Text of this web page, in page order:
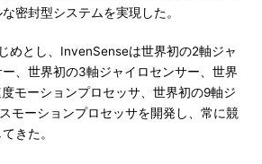
密封型システムを実現した。
めとし、InvenSenseは世界初の2軸ジャ
、世界初の3軸ジャイロセンサー、世界
モーションプロセッサ、世界初の9軸ジ
モーションプロセッサを開発し、常に競
きた。